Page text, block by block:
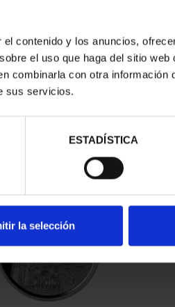
contenido y los anuncios,
el uso que haga del sitio web
combinarla con otra información
sus servicios.
ESTADÍSTICA
la selección
HERITAGE CITIES III -
TARRAGONA